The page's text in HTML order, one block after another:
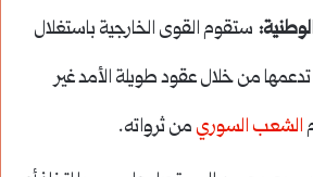
ستقوم القوى الخارجية باستغلال
تدعمها من خلال عقود طويلة الأمد غير
الشعب السوري من ثرواته.